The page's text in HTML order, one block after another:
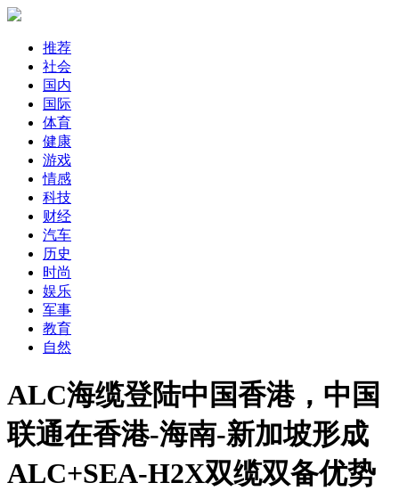
推荐
社会
国内
国际
体育
健康
游戏
情感
科技
财经
汽车
历史
时尚
娱乐
军事
教育
自然
ALC海缆登陆中国香港，中国
联通在香港-海南-新加坡形成
ALC+SEA-H2X双缆双备优势